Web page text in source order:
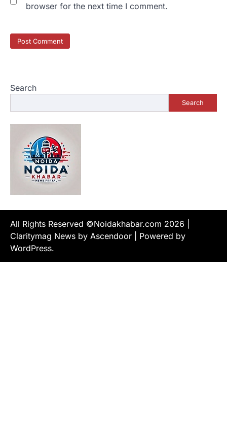
browser for the next time I comment.
Search
Search
All Rights Reserved ©Noidakhabar.com 2026
Claritymag News by Ascendoor | Powered by
WordPress.